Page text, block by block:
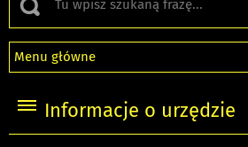
Menu główne
Informacje o urzędzie